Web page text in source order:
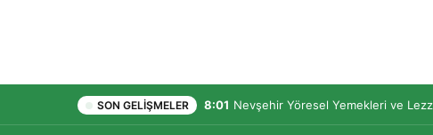
SON GELIŞMELER 8:01 Nevşehir Yöresel Yemekleri ve